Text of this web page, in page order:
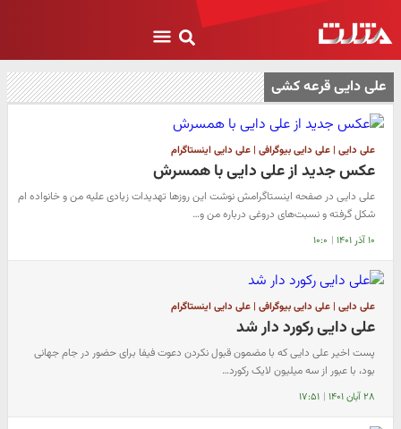
علی دایی قرعه کشی
علی دایی | علی دایی بیوگرافی | علی دایی اینستاگرام
عکس جدید از علی دایی با همسرش
علی دایی در صفحه اینستاگرامش نوشت این روزها تهدیدات زیادی علیه من و خانواده ام
شکل گرفته و نسبت‌های دروغی درباره من و…
۱۰ آذر ۱۴۰۱ | ۱۰:۰
علی دایی | علی دایی بیوگرافی | علی دایی اینستاگرام
علی دایی رکورد دار شد
پست اخیر علی دایی که با مضمون قبول نکردن دعوت فیفا برای حضور در جام جهانی
بود، با عبور از سه میلیون لایک رکورد…
۲۸ آبان ۱۴۰۱ | ۱۷:۵۱